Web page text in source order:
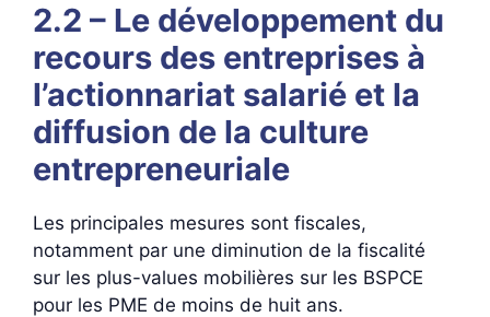
2.2 – Le développement du
recours des entreprises à
l’actionnariat salarié et la
diffusion de la culture
entrepreneuriale
Les principales mesures sont fiscales,
notamment par une diminution de la fiscalité
sur les plus-values mobilières sur les BSPCE
pour les PME de moins de huit ans.